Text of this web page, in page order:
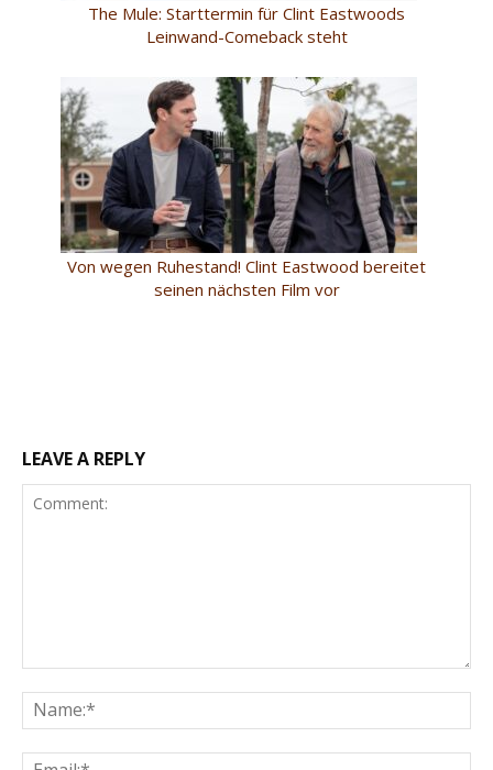
The Mule: Starttermin für Clint Eastwoods
Leinwand-Comeback steht
Von wegen Ruhestand! Clint Eastwood bereitet
seinen nächsten Film vor
LEAVE A REPLY